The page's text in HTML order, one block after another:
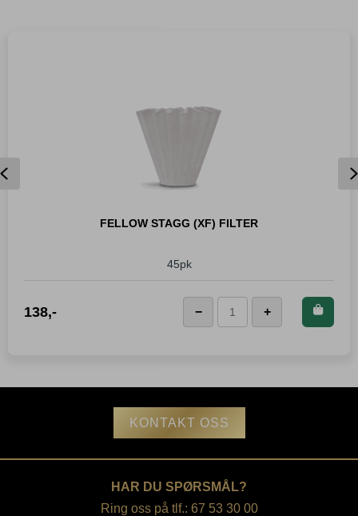
FELLOW STAGG (XF) FILTER
45pk
138,-
Kjøp dette produktet og
spar138Poeng!
− +
LEGG I KURVEN
Previous
KONTAKT OSS
HAR DU SPØRSMÅL?
Ring oss på tlf.: 67 53 30 00